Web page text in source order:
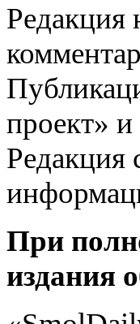
Редакция
проект»
Редакция
При
издания